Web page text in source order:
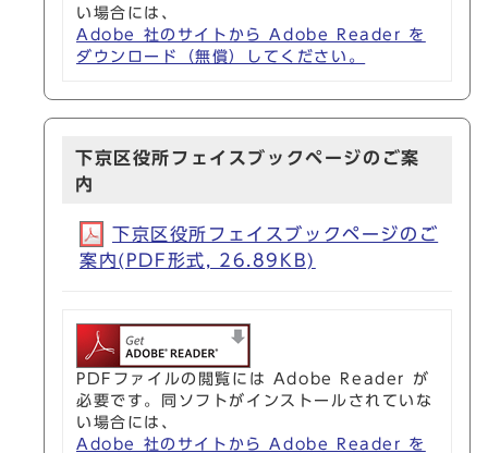
い場合には、
Adobe 社のサイトから Adobe Reader を
ダウンロード（無償）してください。
下京区役所フェイスブックページのご案
内
下京区役所フェイスブックページのご
案内(PDF形式, 26.89KB)
PDFファイルの閲覧には Adobe Reader が
必要です。同ソフトがインストールされていな
い場合には、
Adobe 社のサイトから Adobe Reader を